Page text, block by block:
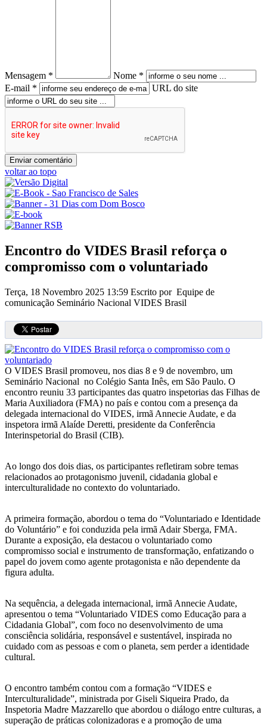
Mensagem *
Nome *
E-mail *
URL do site
voltar ao topo
Encontro do VIDES Brasil reforça o
compromisso com o voluntariado
Terça, 18 Novembro 2025 13:59 Escrito por Equipe de
comunicação Seminário Nacional VIDES Brasil
O VIDES Brasil promoveu, nos dias 8 e 9 de novembro, um
Seminário Nacional no Colégio Santa Inês, em São Paulo. O
encontro reuniu 33 participantes das quatro inspetorias das Filhas de
Maria Auxiliadora (FMA) no país e contou com a presença da
delegada internacional do VIDES, irmã Annecie Audate, e da
inspetora irmã Alaíde Deretti, presidente da Conferência
Interinspetorial do Brasil (CIB).
Ao longo dos dois dias, os participantes refletiram sobre temas
relacionados ao protagonismo juvenil, cidadania global e
interculturalidade no contexto do voluntariado.
A primeira formação, abordou o tema do “Voluntariado e Identidade
do Voluntário” e foi conduzida pela irmã Adair Sberga, FMA.
Durante a exposição, ela destacou o voluntariado como
compromisso social e instrumento de transformação, enfatizando o
papel do jovem como agente protagonista e não dependente da
figura adulta.
Na sequência, a delegada internacional, irmã Annecie Audate,
apresentou o tema “Voluntariado VIDES como Educação para a
Cidadania Global”, com foco no desenvolvimento de uma
consciência solidária, responsável e sustentável, inspirada no
cuidado com as pessoas e com o planeta, sem perder a identidade
cultural.
O encontro também contou com a formação “VIDES e
Interculturalidade”, ministrada por Giseli Siqueira Prado, da
Inspetoria Madre Mazzarello que abordou o diálogo entre culturas, a
superação de práticas colonizadoras e a promoção de uma